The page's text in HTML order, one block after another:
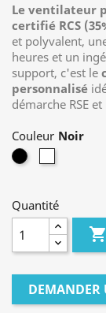
Le ventilateur
certifié RCS
et polyvalent,
heures et un
support, c'est le
personnalisé
démarche RSE
Couleur
Noir
Quantité

DEMANDER